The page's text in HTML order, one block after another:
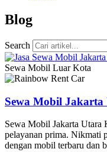
Blog
Search
Sewa Mobil Luar Kota
Sewa Mobil
Sewa Mobil Jakarta Utara
pelayanan prima. Nikmati
dengan mobil terbaru dan